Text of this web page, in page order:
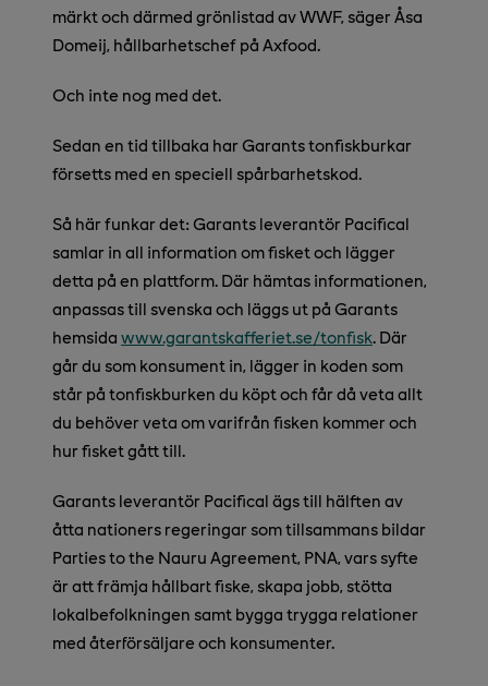
märkt och därmed grönlistad av WWF, säger Åsa
Domeij, hållbarhetschef på Axfood.
Och inte nog med det.
Sedan en tid tillbaka har Garants tonfiskburkar
försetts med en speciell spårbarhetskod.
Så här funkar det: Garants leverantör Pacifical
samlar in all information om fisket och lägger
detta på en plattform. Där hämtas informationen,
anpassas till svenska och läggs ut på Garants
hemsida www.garantskafferiet.se/tonfisk. Där
går du som konsument in, lägger in koden som
står på tonfiskburken du köpt och får då veta allt
du behöver veta om varifrån fisken kommer och
hur fisket gått till.
Garants leverantör Pacifical ägs till hälften av
åtta nationers regeringar som tillsammans bildar
Parties to the Nauru Agreement, PNA, vars syfte
är att främja hållbart fiske, skapa jobb, stötta
lokalbefolkningen samt bygga trygga relationer
med återförsäljare och konsumenter.